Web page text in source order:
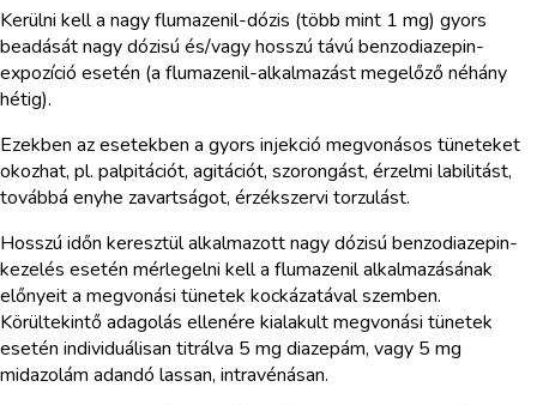
Kerülni kell a nagy flumazenil-dózis (több mint 1 mg) gyors
beadását nagy dózisú és/vagy hosszú távú benzodiazepin-
expozíció esetén (a flumazenil-alkalmazást megelőző néhány
hétig).
Ezekben az esetekben a gyors injekció megvonásos tüneteket
okozhat, pl. palpitációt, agitációt, szorongást, érzelmi labilitást,
továbbá enyhe zavartságot, érzékszervi torzulást.
Hosszú időn keresztül alkalmazott nagy dózisú benzodiazepin-
kezelés esetén mérlegelni kell a flumazenil alkalmazásának
előnyeit a megvonási tünetek kockázatával szemben.
Körültekintő adagolás ellenére kialakult megvonási tünetek
esetén individuálisan titrálva 5 mg diazepám, vagy 5 mg
midazolám adandó lassan, intravénásan.